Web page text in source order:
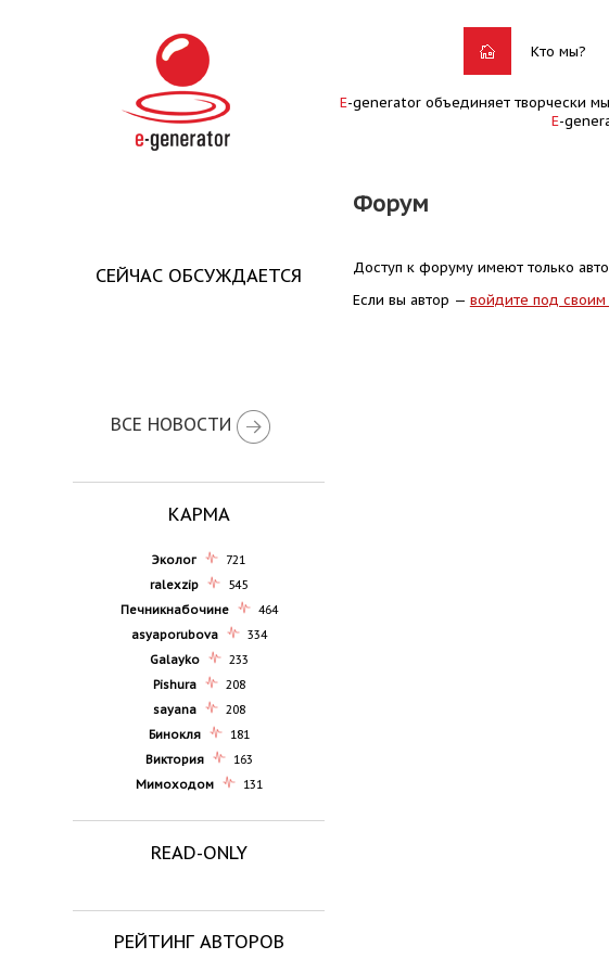
Кто мы?
E-generator объединяет творчески
E-
Форум
СЕЙЧАС ОБСУЖДАЕТСЯ
ВСЕ НОВОСТИ
КАРМА
Эколог
721
ralexzip
545
Печникнабочине
464
asyaporubova
334
Galayko
233
Pishura
208
sayana
208
Бинокля
181
Виктория
163
Мимоходом
131
READ-ONLY
РЕЙТИНГ АВТОРОВ
Доступ к форуму имеют только
Если вы автор — войдите под